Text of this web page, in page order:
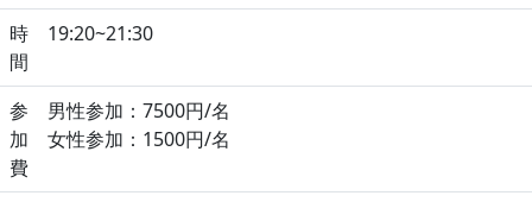
時
間
19:20~21:30
参
加
費
男性参加：7500円/名
女性参加：1500円/名